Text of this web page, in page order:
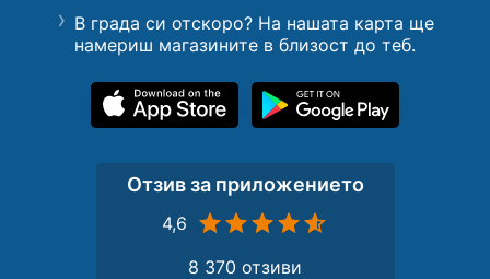
В града си отскоро? На нашата карта ще
намериш магазините в близост до теб.
Отзив за приложението
4,6
8 370 отзиви